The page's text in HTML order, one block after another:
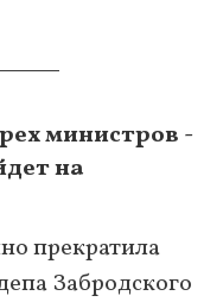
министров -
на
прекратила
Забродского